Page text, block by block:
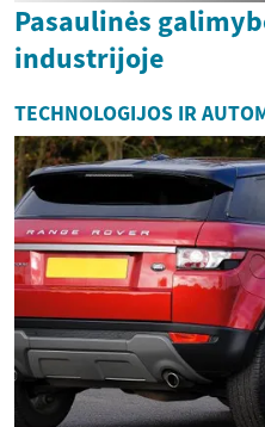
Pasaulinės
industrijoje
TECHNOLOGIJOS IR